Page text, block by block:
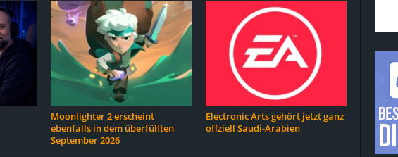
Moonlighter 2 erscheint
ebenfalls in dem überfüllten
September 2026
Electronic Arts gehört jetzt ganz
offziell Saudi-Arabien